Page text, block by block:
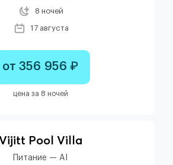
8 ночей
17 августа
от 356 956 ₽
цена за 8 ночей
Pool Villa
Питание — AI